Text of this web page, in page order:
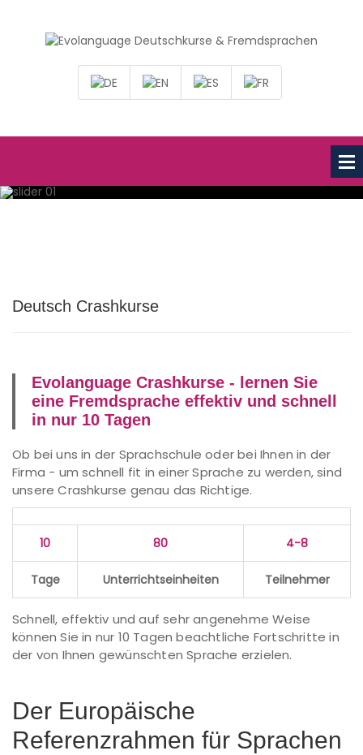
Deutsch Crashkurse
Evolanguage Crashkurse - lernen Sie
eine Fremdsprache effektiv und schnell
in nur 10 Tagen
Ob bei uns in der Sprachschule oder bei Ihnen in der
Firma - um schnell fit in einer Sprache zu werden, sind
unsere Crashkurse genau das Richtige.
10 80 4-8
Tage Unterrichtseinheiten Teilnehmer
Schnell, effektiv und auf sehr angenehme Weise
können Sie in nur 10 Tagen beachtliche Fortschritte in
der von Ihnen gewünschten Sprache erzielen.
Der Europäische
Referenzrahmen für Sprachen